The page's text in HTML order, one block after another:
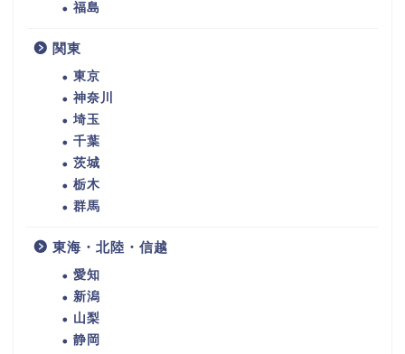
福島
関東
東京
神奈川
埼玉
千葉
茨城
栃木
群馬
東海・北陸・信越
愛知
新潟
山梨
静岡